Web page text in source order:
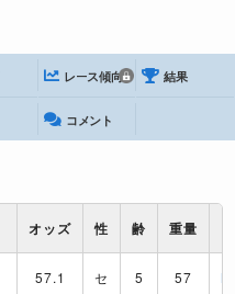
レース傾向 結果
コメント
オッズ 性 齢 重量
57.1 セ 5 57